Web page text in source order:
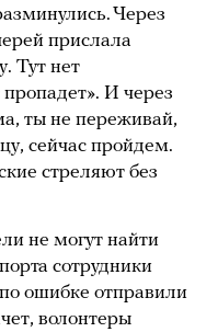
Через
прислала
Тут нет
пропадет». И через
ты не переживай,
сейчас пройдем.
стреляют без
не могут найти
сотрудники
ошибке отправили
волонтеры